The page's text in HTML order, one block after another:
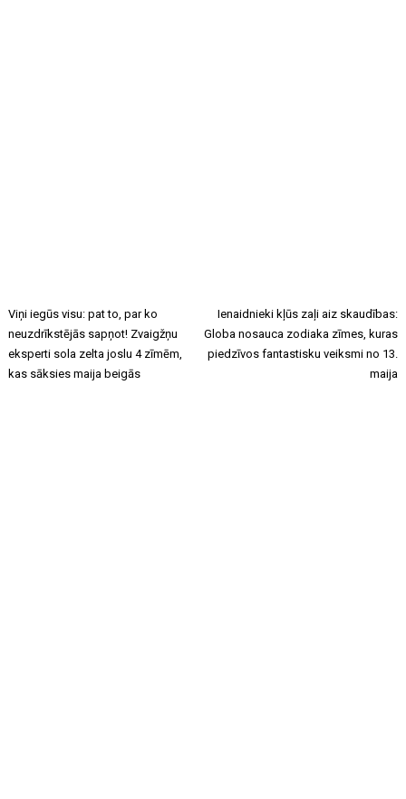
Viņi iegūs visu: pat to, par ko
neuzdrīkstējās sapņot! Zvaigžņu
eksperti sola zelta joslu 4 zīmēm,
kas sāksies maija beigās
Ienaidnieki kļūs zaļi aiz skaudības:
Globa nosauca zodiaka zīmes, kuras
piedzīvos fantastisku veiksmi no 13.
maija